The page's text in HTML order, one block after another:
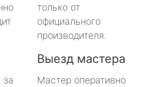
только от
официального
производителя.
за
Выезд мастера
Мастер оперативно